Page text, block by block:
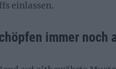
einlassen.
immer noch